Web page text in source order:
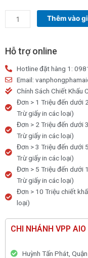
Máy
bấm
số
PLUS
(
tặng
kèm
bấm
số
lượng
Thêm vào
Hỗ trợ online
Hotline đặt hàng 1:
Email:
Chính Sách Chiết Khấu
Đơn > 1 Triệu đến dưới
Trừ giấy in các loại)
Đơn > 2 Triệu đến dưới
Trừ giấy in các loại)
Đơn > 3 Triệu đến dưới
Trừ giấy in các loại)
Đơn > 5 Triệu đến dưới
Trừ giấy in các loại)
Đơn > 10 Triệu chiết
loại)
CHI NHÁNH VPP AIO
Huỳnh Tấn Phát,